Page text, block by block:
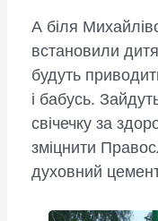
А біля
встановили
будуть
і бабусь.
свічечку за
зміцнити
духовний